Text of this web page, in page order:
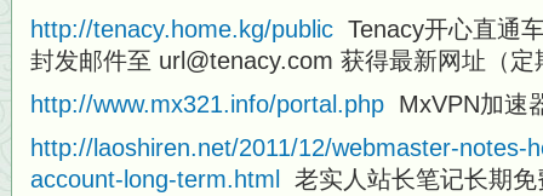
http://tenacy.home.kg/public Tenacy开心直通
封发邮件至 url@tenacy.com 获得最新网址（定
http://www.mx321.info/portal.php MxVPN加速
http://laoshiren.net/2011/12/webmaster-notes-
account-long-term.html
老实人站长笔记长期